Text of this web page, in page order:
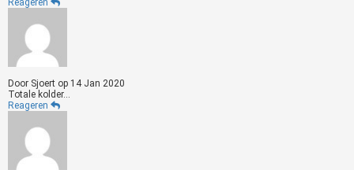
Reageren
Door Sjoert op 14 Jan 2020
Totale kolder...
Reageren